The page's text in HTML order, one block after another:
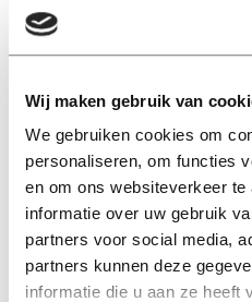
Wij maken gebruik van
We gebruiken cookies om
personaliseren, om functies
en om ons websiteverkeer
informatie over uw gebruik
partners voor social media,
partners kunnen deze
informatie die u aan ze heeft
Brak
brak
voor te
27
Eefje
Eefje
23 mei